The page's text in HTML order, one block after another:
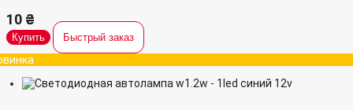
10 ₴
Купить Быстрый заказ